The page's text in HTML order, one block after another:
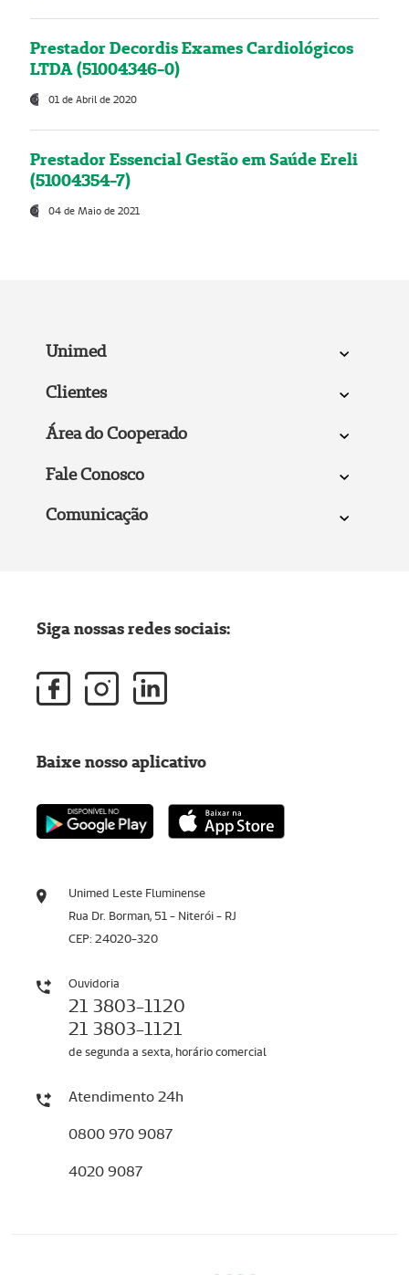
Prestador Decordis Exames Cardiológicos
LTDA (51004346-0)
01 de Abril de 2020
Prestador Essencial Gestão em Saúde Ereli
(51004354-7)
04 de Maio de 2021
Unimed
Clientes
Área do Cooperado
Fale Conosco
Comunicação
Unimed Leste Fluminense
Rua Dr. Borman, 51 - Niterói - RJ
CEP: 24020-320
Ouvidoria
21 3803-1120
21 3803-1121
de segunda a sexta, horário comercial
Atendimento 24h
0800 970 9087
4020 9087
Siga nossas redes sociais:
Baixe nosso aplicativo